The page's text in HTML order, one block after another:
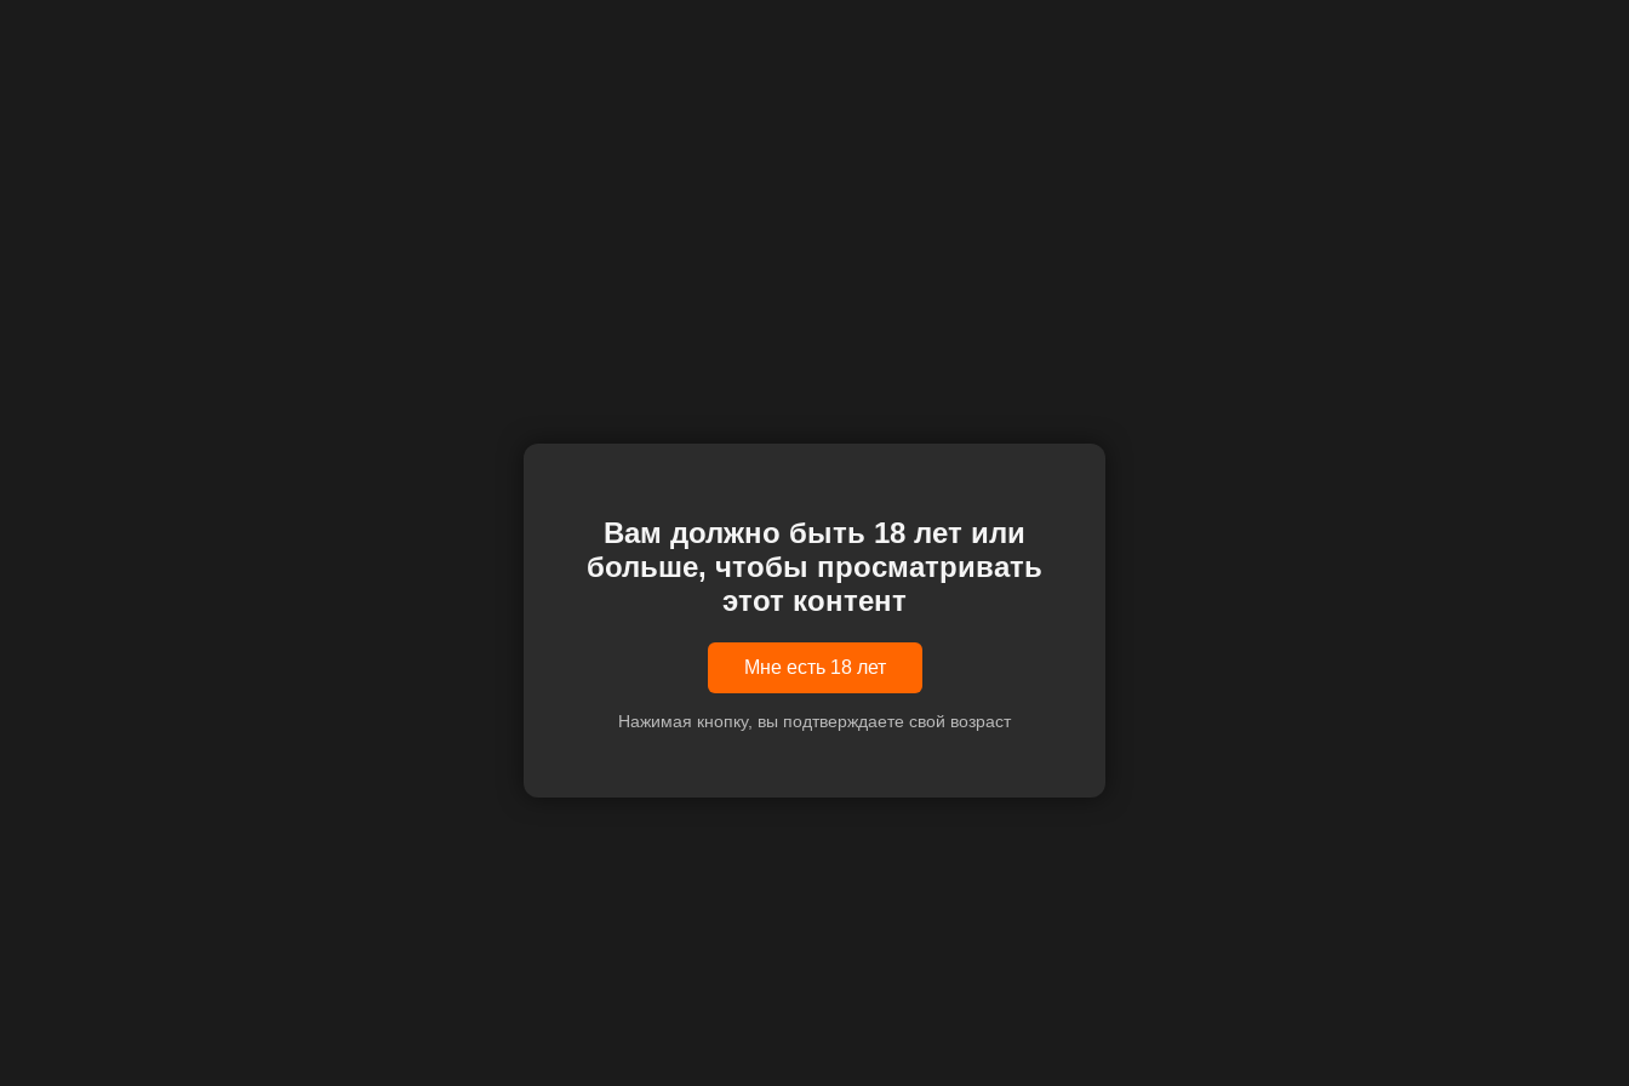
Вам должно быть 18 лет или
больше, чтобы просматривать
этот контент
Мне есть 18 лет
Нажимая кнопку, вы подтверждаете свой возраст